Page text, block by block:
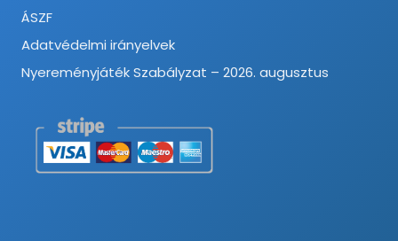
ÁSZF
Adatvédelmi irányelvek
Nyereményjáték Szabályzat – 2026. augusztus